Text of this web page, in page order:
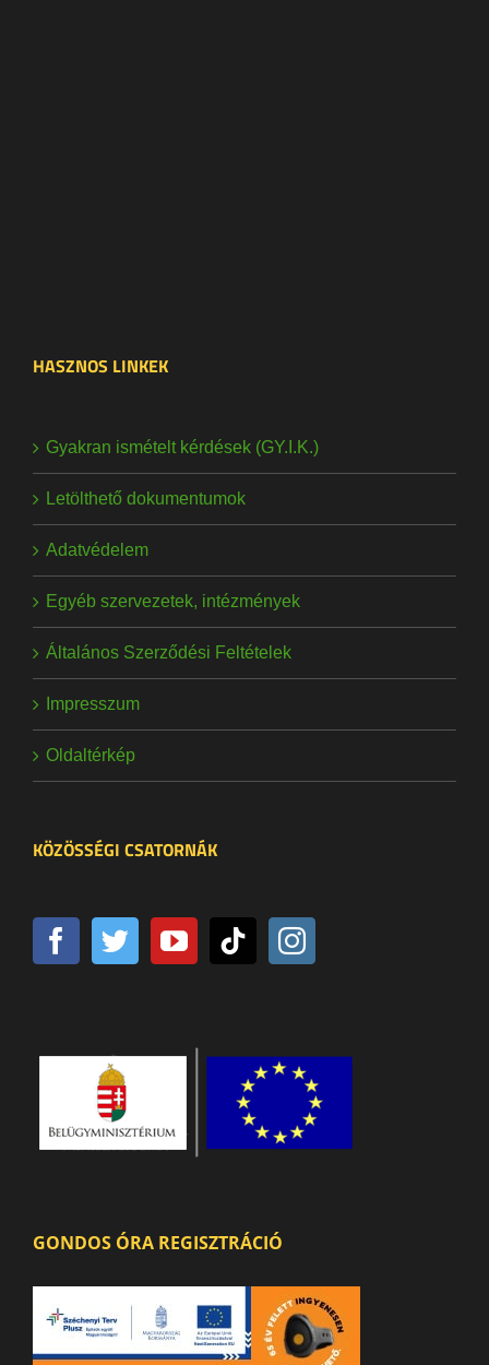
HASZNOS LINKEK
Gyakran ismételt kérdések (GY.I.K.)
Letölthető dokumentumok
Adatvédelem
Egyéb szervezetek, intézmények
Általános Szerződési Feltételek
Impresszum
Oldaltérkép
KÖZÖSSÉGI CSATORNÁK
GONDOS ÓRA REGISZTRÁCIÓ